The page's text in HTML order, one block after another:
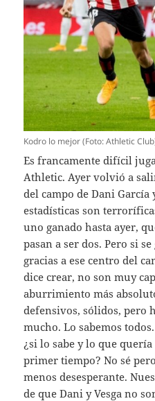
Kodro lo mejor (Foto: Athletic
Es francamente difícil
Athletic. Ayer volvió a
del campo de Dani García
estadísticas son
uno ganado hasta ayer,
pasan a ser dos. Pero si
gracias a ese centro del
dice crear, no son muy
aburrimiento más
defensivos, sólidos, pero
mucho. Lo sabemos
¿si lo sabe y lo que
primer tiempo? No sé
menos desesperante.
de que Dani y Vesga no